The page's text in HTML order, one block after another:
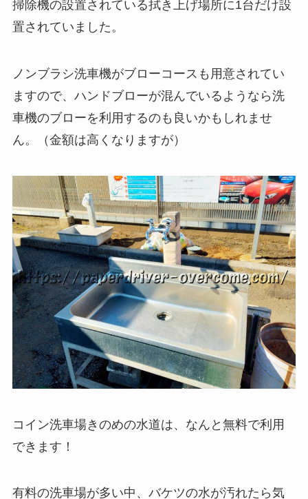
掃除機の設置されている拭き上げ場所に1台だけ設
置されていました。
ノンブラシ洗車機がブローコースも用意されてい
ますので、ハンドブローが混んでいるようなら洗
車機のブローを利用するのも良いかもしれませ
ん。（金額は高くなりますが）
コイン洗車場きのめの水道は、なんと無料で利用
できます！
有料の洗車場が多い中、バケツの水が汚れたら気